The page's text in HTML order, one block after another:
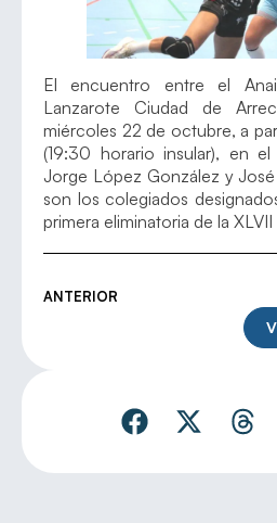
El encuentro entre el
Lanzarote Ciudad de
miércoles 22 de octubre, a
(19:30 horario insular), en el
Jorge López González y
son los colegiados
primera eliminatoria de la
ANTERIOR